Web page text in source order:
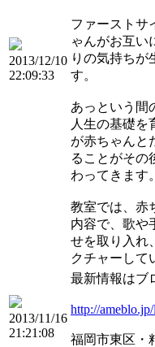
2013/12/10
22:09:33
ファーストサ
ゃんがお互い
りの気持ちが
す。
あっという間
人生の基礎を
が赤ちゃんと
ることがその
わってきます。
教室では、赤
内容で、歌や
せを取り入れ
クチャーして
2013/11/16
21:21:08
最新情報はブ
http://
福岡市東区